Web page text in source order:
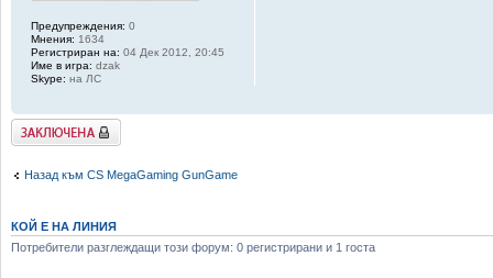
Предупреждения: 0
Мнения: 1634
Регистриран на: 04 Дек 2012, 20:45
Име в игра: dzak
Skype: на ЛС
Заключена
Назад към CS MegaGaming GunGame
КОЙ Е НА ЛИНИЯ
Потребители разглеждащи този форум: 0 регистрирани и 1 госта